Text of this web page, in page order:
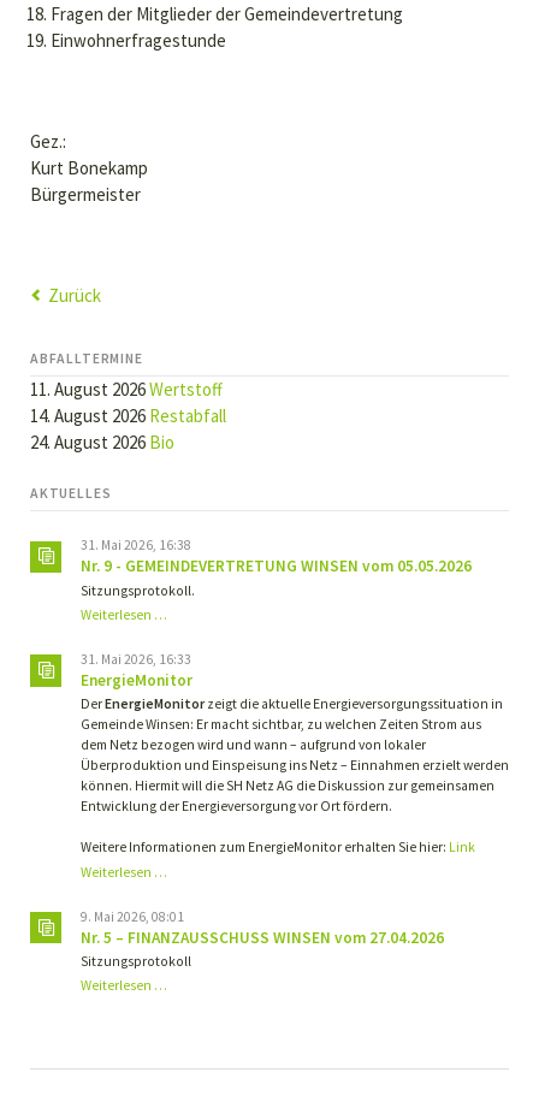
Fragen der Mitglieder der Gemeindevertretung
Einwohnerfragestunde
Gez.:
Kurt Bonekamp
Bürgermeister
Zurück
ABFALLTERMINE
11. August 2026Wertstoff
14. August 2026 Restabfall
24. August 2026 Bio
AKTUELLES
31. Mai 2026, 16:38
Nr. 9 - GEMEINDEVERTRETUNG WINSEN vom 05.05.2026
Sitzungsprotokoll.
Weiterlesen …Nr.
-
GEMEINDEVERTRETUNG
WINSEN
05.05.2026
31. Mai 2026, 16:33
EnergieMonitor
DerEnergieMonitorzeigt die aktuelle Energieversorgungssituation in
Gemeinde Winsen: Er macht sichtbar, zu welchen Zeiten Strom aus
dem Netz bezogen wird und wann – aufgrund von lokaler
Überproduktion und Einspeisung ins Netz – Einnahmen erzielt werden
können. Hiermit will die SH Netz AG die Diskussion zur gemeinsamen
Entwicklung der Energieversorgung vor Ort fördern.
Weitere Informationen zum EnergieMonitor erhalten Sie hier: Link
Weiterlesen …
9. Mai 2026, 08:01
Nr. 5 – FINANZAUSSCHUSS WINSEN vom 27.04.2026
Sitzungsprotokoll
Weiterlesen …Nr.
WINSEN